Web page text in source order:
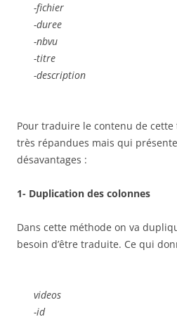
-fichier
-duree
-nbvu
-titre
-description
Pour traduire le contenu de
très répandues mais qui
désavantages :
1- Duplication des colonnes
Dans cette méthode on va
besoin d’être traduite. Ce qui
videos
-id